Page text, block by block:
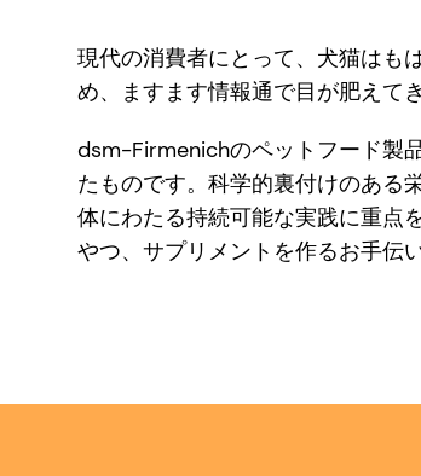
現代の消費者にとって、犬猫はも
め、ますます情報通で目が肥えてき
dsm-Firmenichのペットフード製
たものです。科学的裏付けのある
体にわたる持続可能な実践に重点
やつ、サプリメントを作るお手伝